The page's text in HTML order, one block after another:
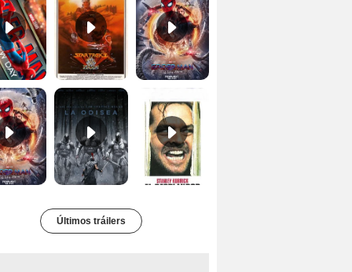
Tráiler 'Spider-Man: No Way Home' La Odisea Tráiler (3) El resplandor Tráiler
Últimos tráilers